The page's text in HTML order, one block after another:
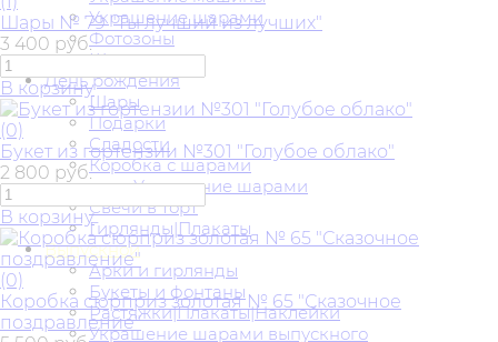
Украшение шарами
Фотозоны
Шары
День рождения
Шары
Подарки
Сладости
Коробка с шарами
Украшение шарами
Свечи в торт
Гирлянды|Плакаты
Выпускной
Арки и гирлянды
Букеты и фонтаны
Растяжки|Плакаты|Наклейки
Украшение шарами выпускного
Шары № 79 "Ты лучший из лучших"
3 400 руб.
В корзину
(0)
Букет из гортензии №301 "Голубое облако"
2 800 руб.
В корзину
(0)
Коробка сюрприз золотая № 65 "Сказочное
поздравление"